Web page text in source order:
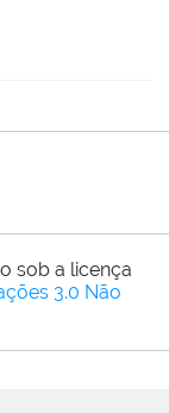
sob a licença
3.0 Não